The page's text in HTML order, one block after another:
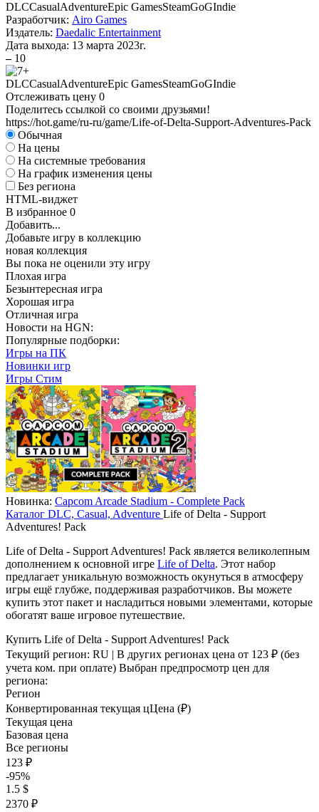
DLCCasualAdventureEpic GamesSteamGoGIndie
Разработчик: Airo Games
Издатель: Daedalic Entertainment
Дата выхода: 13 марта 2023г.
– 10
DLCCasualAdventureEpic GamesSteamGoGIndie
Отслеживать цену 0
Поделитесь ссылкой со своими друзьями!
https://hot.game/ru-ru/game/Life-of-Delta-Support-Adventures-Pack
Обычная
На цены
На системные требования
На график изменения цены
Без региона
HTML-виджет
В избранное 0
Добавить...
Добавьте игру в коллекцию
новая коллекция
Вы пока не оценили эту игру
Плохая игра
Безынтересная игра
Хорошая игра
Отличная игра
Новости на HGN:
Популярные подборки:
Игры на ПК
Новинки игр
Игры Стим
Новинка: Capcom Arcade Stadium - Complete Pack
Каталог DLC, Casual, Adventure Life of Delta - Support
Adventures! Pack
Life of Delta - Support Adventures! Pack является великолепным
дополнением к основной игре Life of Delta. Этот набор
предлагает уникальную возможность окунуться в атмосферу
игры ещё глубже, поддерживая разработчиков. Вы можете
купить этот пакет и насладиться новыми элементами, которые
обогатят ваше игровое путешествие.
Купить Life of Delta - Support Adventures! Pack
Текущий регион: RU | В других регионах цена от 123 ₽ (без
учета ком. при оплате) Выбран предпросмотр цен для
региона:
Регион
Конвертированная текущая цЦена (₽)
Текущая цена
Базовая цена
Все регионы
123 ₽
-95%
1.5 $
2370 ₽